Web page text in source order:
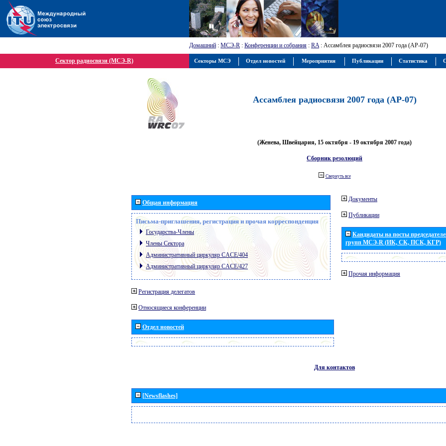
Домашний : МСЭ-R : Конференции и собрания : RA: Ассамблея радиосвязи 2007 года (АР-07)
Сектор радиосвязи (МСЭ-R)
Ассамблея радиосвязи 2007 года (АР-07)
(Женева, Швейцария, 15 октября - 19 октября 2007 года)
Сборник резолюций
Свернуть все
Общая информация
Письма-приглашения, регистрация и прочая корреспонденция
Государства-Члены
Члены Сектора
Административный циркуляр CACE/404
Административный циркуляр CACE/427
Регистрация делегатов
Относящиеся конференции
Отдел новостей
Документы
Публикации
Кандидаты на посты
групп МСЭ-R (ИК, СК, ПСК, КГР)
Прочая информация
Для контактов
[Newsflashes]
Секторы МСЭ Отдел новостей Мероприятия Публикации Статистика